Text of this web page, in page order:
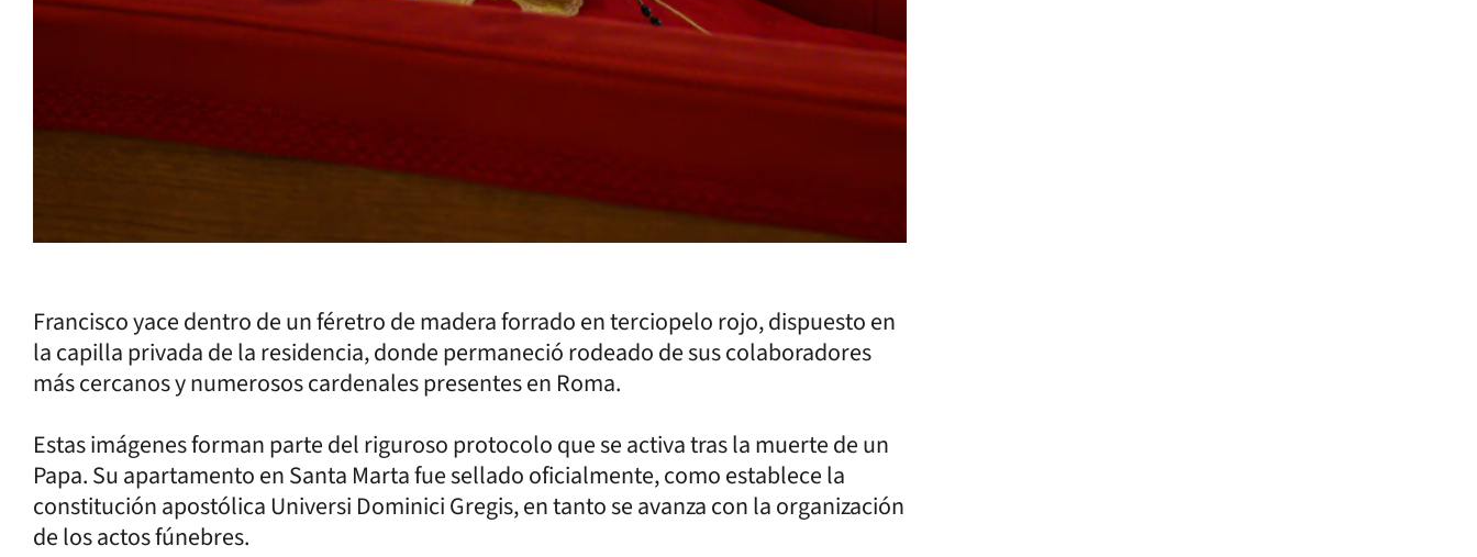
Francisco yace dentro de un féretro de madera forrado en terciopelo rojo, dispuesto en
la capilla privada de la residencia, donde permaneció rodeado de sus colaboradores
más cercanos y numerosos cardenales presentes en Roma.
Estas imágenes forman parte del riguroso protocolo que se activa tras la muerte de un
Papa. Su apartamento en Santa Marta fue sellado oficialmente, como establece la
constitución apostólica Universi Dominici Gregis, en tanto se avanza con la organización
de los actos fúnebres.